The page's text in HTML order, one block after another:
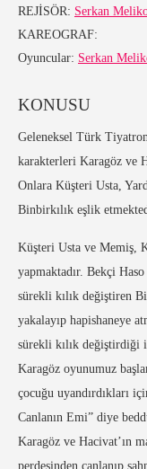
REJİSÖR: Serkan
KAREOGRAF:
Oyuncular: Serkan
KONUSU
Geleneksel Türk
karakterleri Karagöz ve
Onlara Küşteri Usta,
Binbirkılık eşlik
Küşteri Usta ve Memiş,
yapmaktadır. Bekçi
sürekli kılık değiştiren
yakalayıp hapishaneye
sürekli kılık değiştirdiği
Karagöz oyunumuz
çocuğu uyandırdıkları
Canlanın Emi” diye
Karagöz ve Hacivat’ın
perdesinden canlanıp